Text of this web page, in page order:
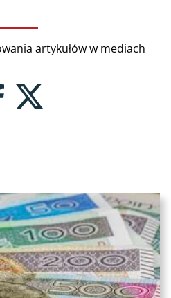
artykułów w mediach